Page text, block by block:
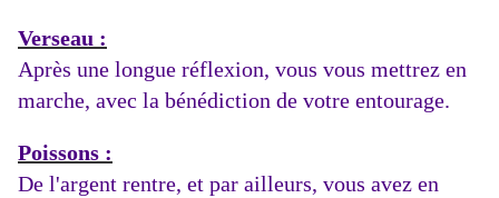
Verseau :
Après une longue réflexion, vous vous mettrez en
marche, avec la bénédiction de votre entourage.
Poissons :
De l'argent rentre, et par ailleurs, vous avez en